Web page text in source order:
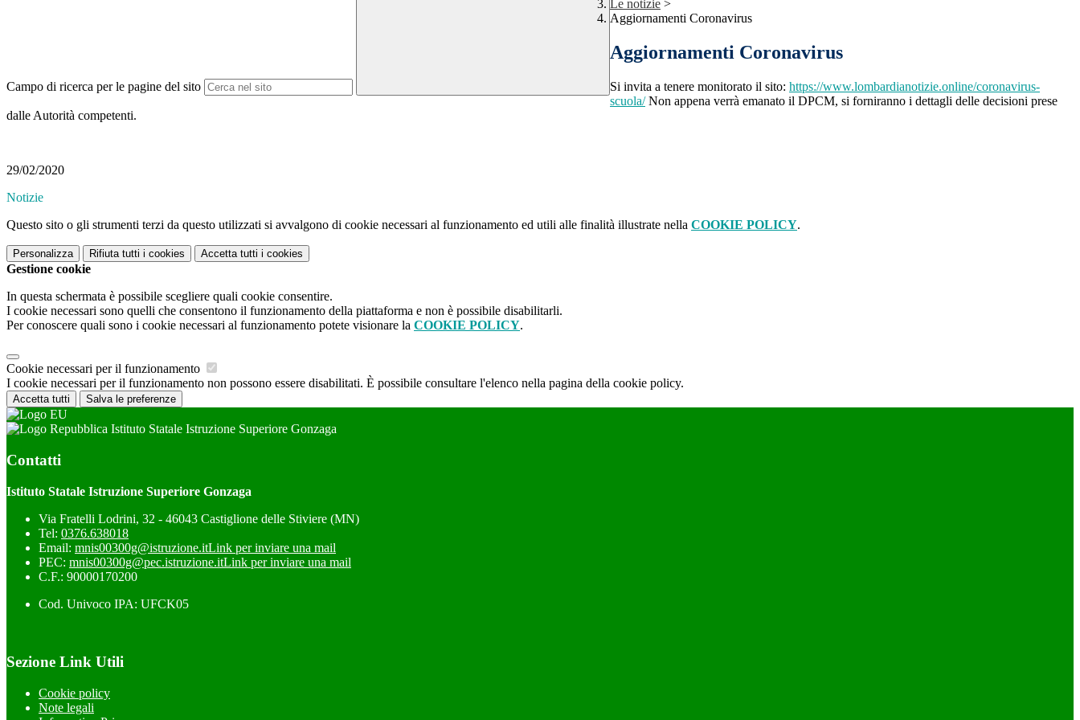
Campo di ricerca per le pagine del sito
Le notizie >
Aggiornamenti Coronavirus
Aggiornamenti Coronavirus
Si invita a tenere monitorato il sito: https://www.lombardianotizie.online/coronavirus-
scuola/Non appena verrà emanato il DPCM, si forniranno i dettagli delle decisioni prese
dalle Autorità competenti.
29/02/2020
Notizie
Questo sito o gli strumenti terzi da questo utilizzati si avvalgono di cookie necessari al funzionamento ed utili alle finalità illustrate nella COOKIE POLICY.
Personalizza Rifiuta tutti i cookies Accetta tutti i cookies
Gestione cookie
In questa schermata è possibile scegliere quali cookie consentire.
I cookie necessari sono quelli che consentono il funzionamento della piattaforma e non è possibile disabilitarli.
Per conoscere quali sono i cookie necessari al funzionamento potete visionare la COOKIE POLICY.
Cookie necessari per il funzionamento
I cookie necessari per il funzionamento non possono essere disabilitati. È possibile consultare l'elenco nella pagina della cookie policy.
Accetta tutti Salva le preferenze
Istituto Statale Istruzione Superiore Gonzaga
Contatti
Istituto Statale Istruzione Superiore Gonzaga
Via Fratelli Lodrini, 32 - 46043 Castiglione delle Stiviere (MN)
Tel: 0376.638018
Email: mnis00300g@istruzione.itLink per inviare una mail
PEC: mnis00300g@pec.istruzione.itLink per inviare una mail
C.F.: 90000170200
Cod. Univoco IPA: UFCK05
Sezione Link Utili
Cookie policy
Note legali